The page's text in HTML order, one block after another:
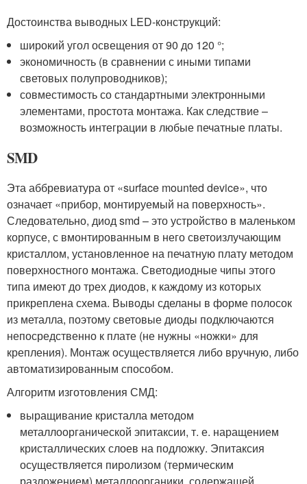
Достоинства выводных LED-конструкций:
широкий угол освещения от 90 до 120 °;
экономичность (в сравнении с иными типами
световых полупроводников);
совместимость со стандартными электронными
элементами, простота монтажа. Как следствие –
возможность интеграции в любые печатные платы.
SMD
Эта аббревиатура от «surface mounted device», что
означает «прибор, монтируемый на поверхность».
Следовательно, диод smd – это устройство в маленьком
корпусе, с вмонтированным в него светоизлучающим
кристаллом, установленное на печатную плату методом
поверхностного монтажа. Светодиодные чипы этого
типа имеют до трех диодов, к каждому из которых
прикреплена схема. Выводы сделаны в форме полосок
из металла, поэтому световые диоды подключаются
непосредственно к плате (не нужны «ножки» для
крепления). Монтаж осуществляется либо вручную, либо
автоматизированным способом.
Алгоритм изготовления СМД:
выращивание кристалла методом
металлоорганической эпитаксии, т. е. наращением
кристаллических слоев на подложку. Эпитаксия
осуществляется пиролизом (термическим